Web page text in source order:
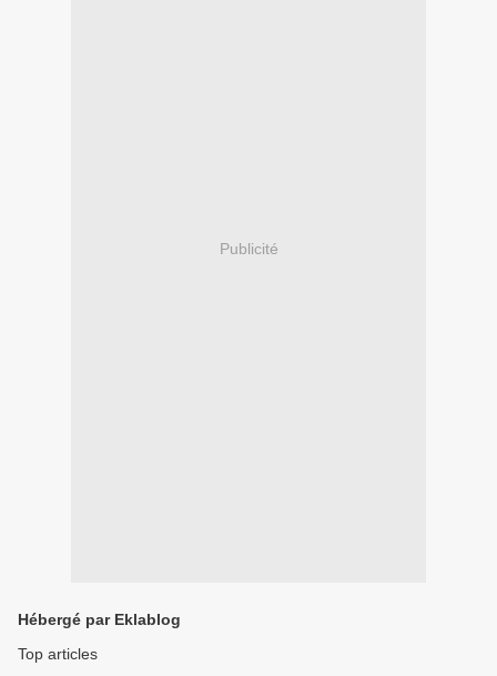
Publicité
Hébergé par Eklablog
Top articles